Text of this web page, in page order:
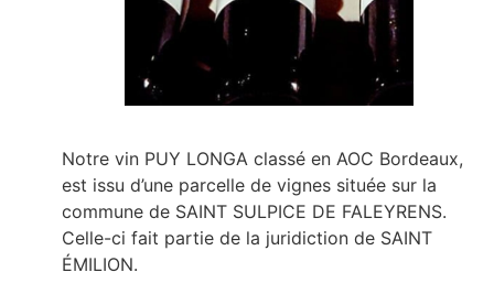
Notre vin PUY LONGA classé en AOC Bordeaux,
est issu d’une parcelle de vignes située sur la
commune de SAINT SULPICE DE FALEYRENS.
Celle-ci fait partie de la juridiction de SAINT
ÉMILION.